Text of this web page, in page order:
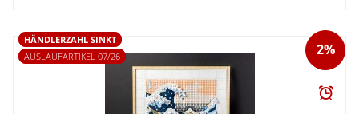
2%
HÄNDLERZAHL SINKT
AUSLAUFARTIKEL 07/26